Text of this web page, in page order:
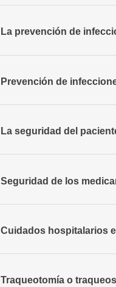
La seguridad del
Seguridad de los
Traqueotomía o